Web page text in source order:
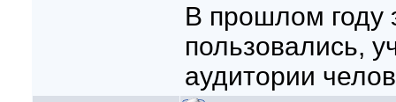
В прошлом году
пользовались,
аудитории